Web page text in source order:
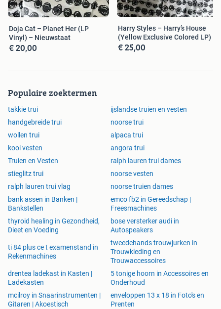
Doja Cat – Planet Her (LP
Vinyl) – Nieuwstaat
€ 20,00
Harry Styles – Harry’s House
(Yellow Exclusive Colored LP)
€ 25,00
Populaire zoektermen
takkie trui
ijslandse truien en vesten
handgebreide trui
noorse trui
wollen trui
alpaca trui
kooi vesten
angora trui
Truien en Vesten
ralph lauren trui dames
stieglitz trui
noorse vesten
ralph lauren trui vlag
noorse truien dames
bank assen in Banken |
Bankstellen
emco fb2 in Gereedschap |
Freesmachines
thyroid healing in Gezondheid,
Dieet en Voeding
bose versterker audi in
Autospeakers
ti 84 plus ce t examenstand in
Rekenmachines
tweedehands trouwjurken in
Trouwkleding en
Trouwaccessoires
drentea ladekast in Kasten |
Ladekasten
5 tonige hoorn in Accessoires en
Onderhoud
mcilroy in Snaarinstrumenten |
Gitaren | Akoestisch
enveloppen 13 x 18 in Foto's en
Prenten